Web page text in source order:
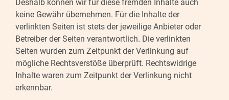
Deshalb können wir für diese fremden Inhalte auch
keine Gewähr übernehmen. Für die Inhalte der
verlinkten Seiten ist stets der jeweilige Anbieter oder
Betreiber der Seiten verantwortlich. Die verlinkten
Seiten wurden zum Zeitpunkt der Verlinkung auf
mögliche Rechtsverstöße überprüft. Rechtswidrige
Inhalte waren zum Zeitpunkt der Verlinkung nicht
erkennbar.